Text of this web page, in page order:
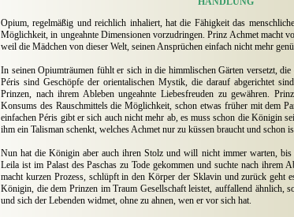
Opium, regelmäßig und reichlich inhaliert, hat die Fähigkeit das
Möglichkeit, in ungeahnte Dimensionen vorzudringen. Prinz Achmet macht
weil die Mädchen von dieser Welt, seinen Ansprüchen einfach nicht mehr
In seinen Opiumträumen fühlt er sich in die himmlischen Gärten versetzt,
Péris sind Geschöpfe der orientalischen Mystik, die darauf abgerichtet
Prinzen, nach ihrem Ableben ungeahnte Liebesfreuden zu gewähren.
Konsums des Rauschmittels die Möglichkeit, schon etwas früher mit dem
einfachen Péris gibt er sich auch nicht mehr ab, es muss schon die Königin
ihm ein Talisman schenkt, welches Achmet nur zu küssen braucht und schon
Nun hat die Königin aber auch ihren Stolz und will nicht immer warten,
Leila ist im Palast des Paschas zu Tode gekommen und suchte nach ihrem
macht kurzen Prozess, schlüpft in den Körper der Sklavin und zurück geht
Königin, die dem Prinzen im Traum Gesellschaft leistet, auffallend ähnlich,
und sich der Lebenden widmet, ohne zu ahnen, wen er vor sich hat.